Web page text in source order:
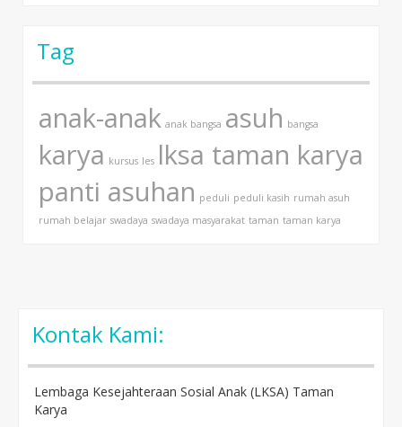
Tag
anak-anak anak bangsa asuh bangsa
karya kursus les lksa taman karya
panti asuhan peduli peduli kasih rumah asuh
rumah belajar swadaya swadaya masyarakat taman taman karya
Kontak Kami:
Lembaga Kesejahteraan Sosial Anak (LKSA) Taman
Karya